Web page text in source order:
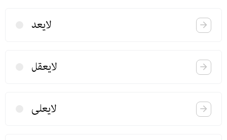
لایعد
لایعقل
لایعلی